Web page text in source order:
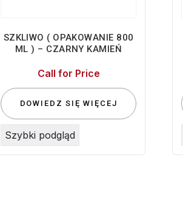
SZKLIWO ( OPAKOWANIE 800
ML ) – CZARNY KAMIEŃ
Call for Price
DOWIEDZ SIĘ WIĘCEJ
Szybki podgląd